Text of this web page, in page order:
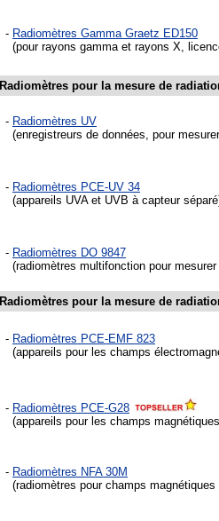
- Radiomètres Gamma Graetz ED150
(pour rayons gamma et rayons X,
Radiomètres pour la mesure de
- Radiomètres UV
(enregistreurs de données, pour
- Radiomètres PCE-UV 34
(appareils UVA et UVB à capteur
- Radiomètres DO 9847
(radiomètres multifonction pour
Radiomètres pour la mesure de
- Radiomètres PCE-EMF 823
(appareils pour les champs
- Radiomètres PCE-G28
(appareils pour les champs
- Radiomètres NFA 30M
(radiomètres pour champs